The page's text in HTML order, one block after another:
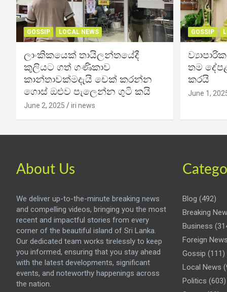
GOSSIP LOCAL NEWS
ලාංකිකයෙක් තායිලන්තයේදී
කුලියට ගත් ගණිකාව
කාන්තාවක්මදැයි චෙක් කරන්න
ගොස් ඔළුව පැලෙන්න ගුටි කයි
June 2, 2025 iri news
GOSSIP
තම
කරයි
June 1,
About Us
We deliver up-to-the-minute breaking news
and compelling videos, bringing you the most
recent and impactful stories from every
corner of the beautiful island of Sri Lanka.
Our dedicated team works tirelessly to keep
you informed, ensuring that you stay ahead
with the latest developments, significant
events, and noteworthy happenings across
the nation.
Blog (492)
Breaking
Business
Foreign News
Gossip (111)
Local News
Politics (603)